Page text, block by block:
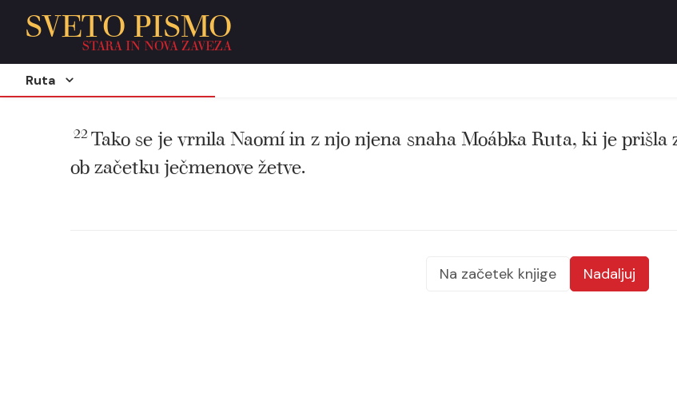
SVETO PISMO
STARA IN NOVA ZAVEZA
Ruta
22Tako se je vrnila Naomí in z njo njena snaha Moábka Ruta, ki je
ob začetku ječmenove žetve.
Na začetek knjige Nadaljuj